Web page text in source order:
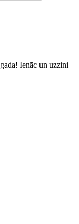
Ienāc un uzzini